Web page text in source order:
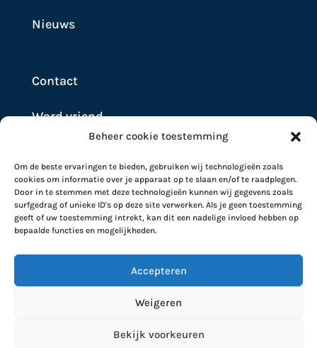
Beheer cookie toestemming
Om de beste ervaringen te bieden, gebruiken wij technologieën zoals
cookies om informatie over je apparaat op te slaan en/of te raadplegen.
Door in te stemmen met deze technologieën kunnen wij gegevens zoals
surfgedrag of unieke ID's op deze site verwerken. Als je geen toestemming
geeft of uw toestemming intrekt, kan dit een nadelige invloed hebben op
bepaalde functies en mogelijkheden.
Accepteren
Weigeren
Bekijk voorkeuren
Nieuws
Contact
Word vriend
Privacy Statement|